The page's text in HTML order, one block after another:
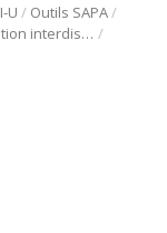
U / Outils SAPA/
Plan d’intervention interdisciplinaire (PII) /